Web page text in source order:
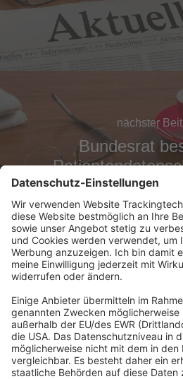
nächster
Bundesrat
(PDSG)
Abonnement anfordern